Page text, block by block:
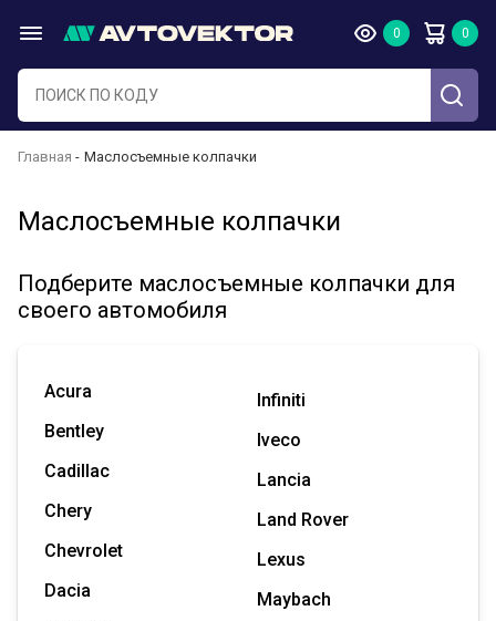
Главная Маслосъемные колпачки
Маслосъемные колпачки
Подберите маслосъемные колпачки для
своего автомобиля
Acura
Bentley
Cadillac
Chery
Chevrolet
Dacia
Infiniti
Iveco
Lancia
Land Rover
Lexus
Maybach